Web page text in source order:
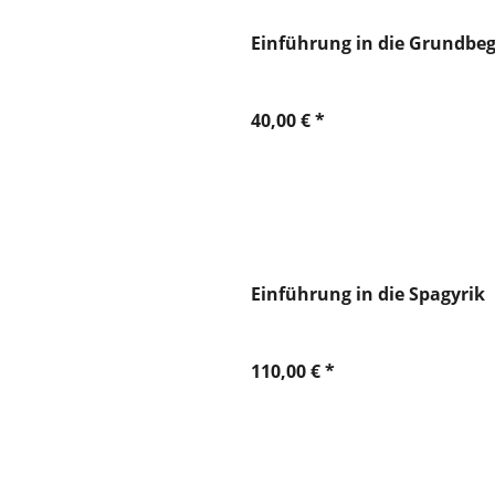
Einführung in die
40,00 € *
Einführung in die Spagyrik
110,00 € *